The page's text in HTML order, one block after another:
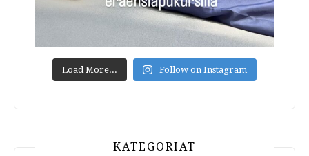
Load More... Follow on Instagram
KATEGORIAT